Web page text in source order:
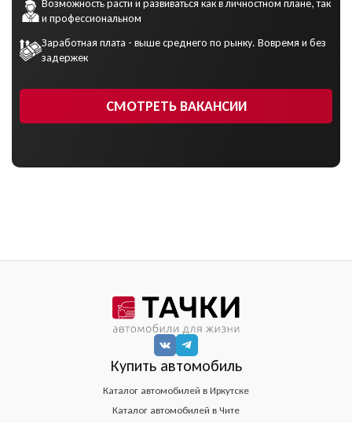
Возможность расти и развиваться как в личностном плане, так
и профессиональном
Заработная плата - выше среднего по рынку. Вовремя и без
задержек
СМОТРЕТЬ ВАКАНСИИ
Купить автомобиль
Каталог автомобилей в Иркутске
Каталог автомобилей в Чите